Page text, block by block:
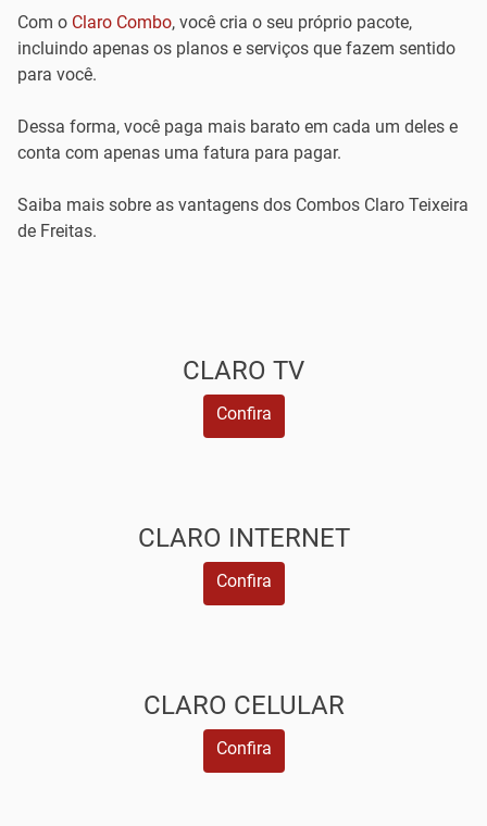
Com o Claro Combo, você cria o seu próprio pacote,
incluindo apenas os planos e serviços que fazem sentido
para você.
Dessa forma, você paga mais barato em cada um deles e
conta com apenas uma fatura para pagar.
Saiba mais sobre as vantagens dos Combos Claro Teixeira
de Freitas.
CLARO TV
Confira
CLARO INTERNET
Confira
CLARO CELULAR
Confira